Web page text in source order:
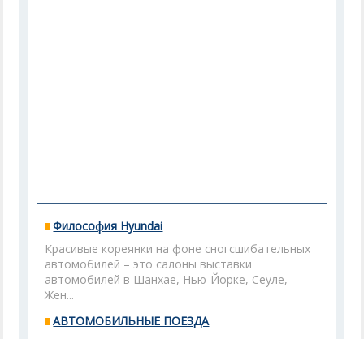
Философия Hyundai
Красивые кореянки на фоне сногсшибательных
автомобилей – это салоны выставки
автомобилей в Шанхае, Нью-Йорке, Сеуле,
Жен...
АВТОМОБИЛЬНЫЕ ПОЕЗДА